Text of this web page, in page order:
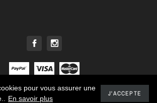
droits réservés E. DEHILLERIN
pour vous assurer une
En savoir plus
J'ACCEPTE